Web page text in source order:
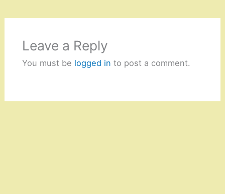
Leave a Reply
You must be logged in to post a comment.